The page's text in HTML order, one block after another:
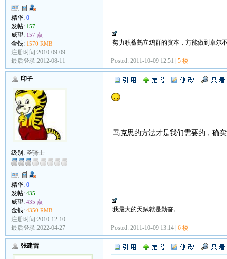
精华: 0
发帖: 157
威望: 157 点
金钱: 1570 RMB
注册时间:2010-09-09
最后登录:2012-08-11
努力积蓄鹤立鸡群的资本，方能做到卓尔
Posted: 2011-10-09 12:51 | 5 楼
印子
级别: 圣骑士
精华: 0
发帖: 435
威望: 435 点
金钱: 4350 RMB
注册时间:2010-12-10
最后登录:2022-04-27
马克思的方法才是我们需要的，确
我最大的天赋就是勤奋。
Posted: 2011-10-09 13:14 | 6 楼
张建雷